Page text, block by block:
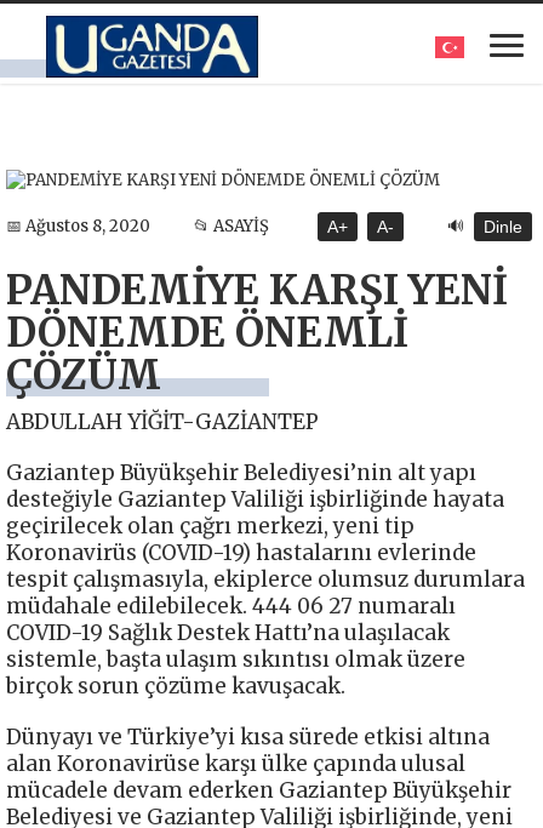
📅 Ağustos 8, 2020 📂 ASAYİŞ A+ A- 🔊 Dinle
PANDEMİYE KARŞI YENİ
DÖNEMDE ÖNEMLİ
ÇÖZÜM
ABDULLAH YİĞİT-GAZİANTEP
Gaziantep Büyükşehir Belediyesi’nin alt yapı
desteğiyle Gaziantep Valiliği işbirliğinde hayata
geçirilecek olan çağrı merkezi, yeni tip
Koronavirüs (COVID-19) hastalarını evlerinde
tespit çalışmasıyla, ekiplerce olumsuz durumlara
müdahale edilebilecek. 444 06 27 numaralı
COVID-19 Sağlık Destek Hattı’na ulaşılacak
sistemle, başta ulaşım sıkıntısı olmak üzere
birçok sorun çözüme kavuşacak.
Dünyayı ve Türkiye’yi kısa sürede etkisi altına
alan Koronavirüse karşı ülke çapında ulusal
mücadele devam ederken Gaziantep Büyükşehir
Belediyesi ve Gaziantep Valiliği işbirliğinde, yeni